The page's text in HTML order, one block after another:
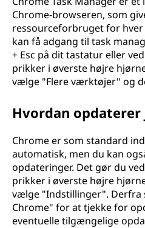
Chrome-browseren, som
ressourceforbruget for hver
kan få adgang til task
+ Esc på dit tastatur eller
prikker i øverste højre
vælge "Flere værktøjer" og
Hvordan opdaterer
Chrome er som standard
automatisk, men du kan
opdateringer. Det gør du
prikker i øverste højre
vælge "Indstillinger". Derfra
Chrome" for at tjekke for
eventuelle tilgængelige